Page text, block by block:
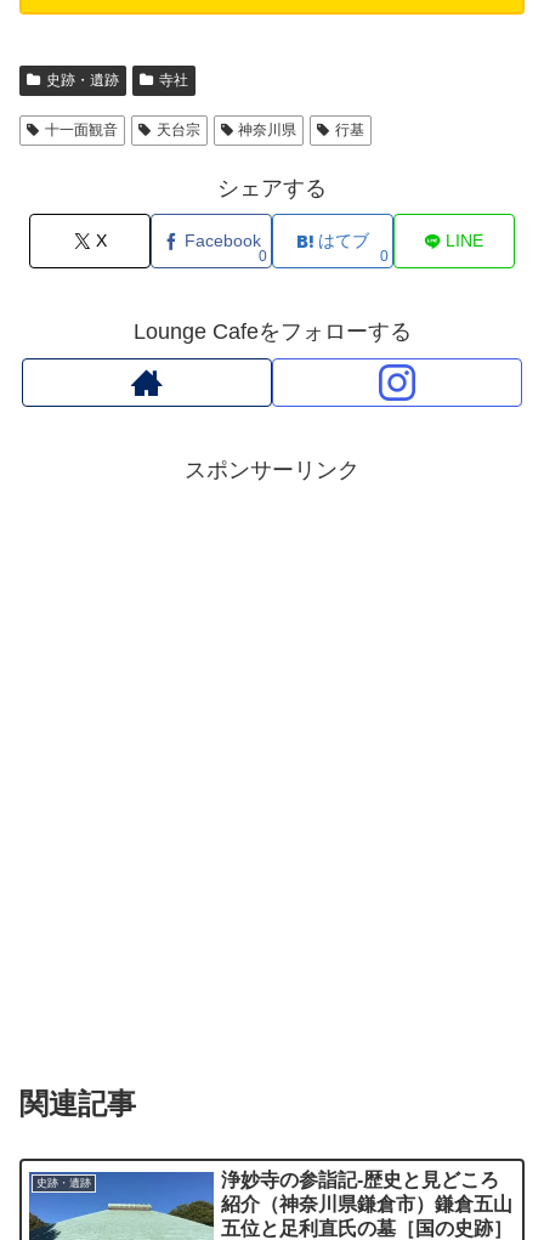
史跡・遺跡 寺社
十一面観音 天台宗 神奈川県 行基
シェアする
X Facebook
0
はてブ
0
LINE
Lounge Cafeをフォローする
スポンサーリンク
関連記事
史跡・遺跡
浄妙寺の参詣記-歴史と見どころ
紹介（神奈川県鎌倉市）鎌倉五山
五位と足利直氏の墓［国の史跡］